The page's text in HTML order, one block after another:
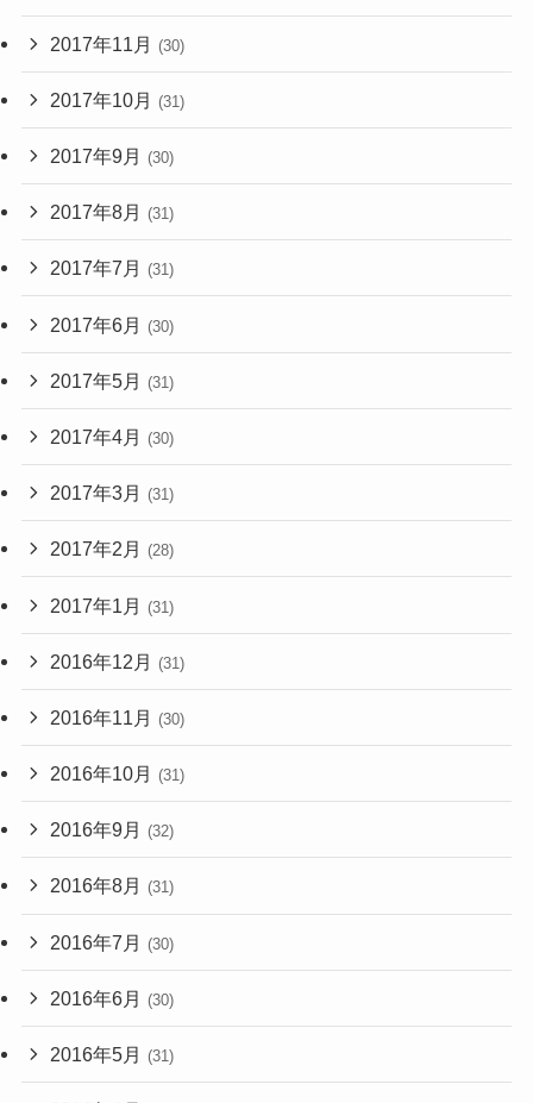
2017年11月 (30)
2017年10月 (31)
2017年9月 (30)
2017年8月 (31)
2017年7月 (31)
2017年6月 (30)
2017年5月 (31)
2017年4月 (30)
2017年3月 (31)
2017年2月 (28)
2017年1月 (31)
2016年12月 (31)
2016年11月 (30)
2016年10月 (31)
2016年9月 (32)
2016年8月 (31)
2016年7月 (30)
2016年6月 (30)
2016年5月 (31)